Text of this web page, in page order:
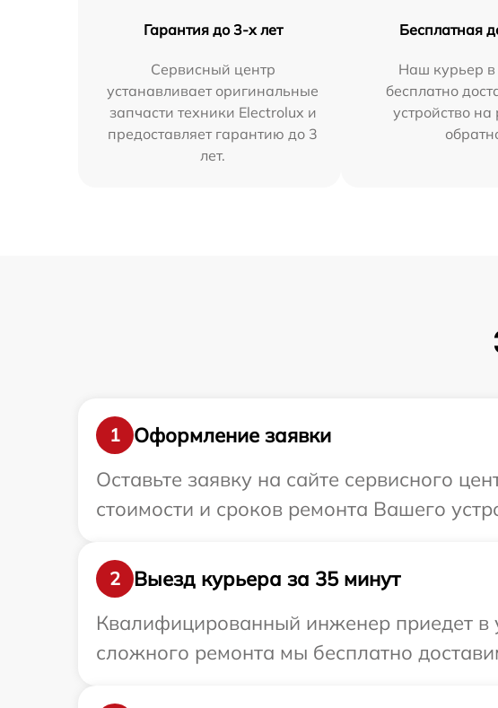
Гарантия до 3-х лет
Сервисный центр
устанавливает оригинальные
запчасти техники Electrolux и
предоставляет гарантию до 3
лет.
Бесплатная
Наш курьер
бесплатно
устройство на
1
Оформление заявки
Оставьте заявку на сайте сервисного
стоимости и сроков ремонта Вашего
2
Выезд курьера за 35 минут
Квалифицированный инженер приедет в
сложного ремонта мы бесплатно